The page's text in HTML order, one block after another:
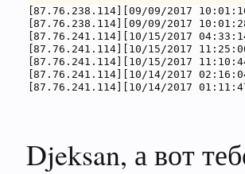
[87.76.238.114][09/09/2017
[87.76.238.114][09/09/2017
[87.76.241.114][10/15/2017
[87.76.241.114][10/15/2017
[87.76.241.114][10/15/2017
[87.76.241.114][10/14/2017
[87.76.241.114][10/14/2017
Djeksan, а вот